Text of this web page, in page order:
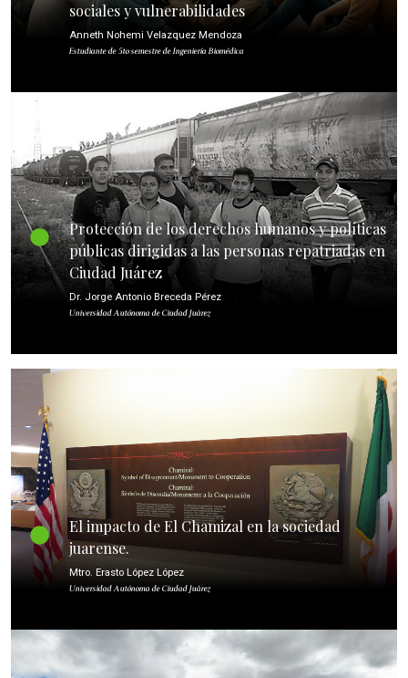
sociales y vulnerabilidades
Anneth Nohemi Velazquez Mendoza
Estudiante de 5to semestre de Ingeniería Biomédica
Protección de los derechos humanos y políticas
públicas dirigidas a las personas repatriadas en
Ciudad Juárez
Dr. Jorge Antonio Breceda Pérez
Universidad Autónoma de Ciudad Juárez
El impacto de El Chamizal en la sociedad
juarense.
Mtro. Erasto López López
Universidad Autónoma de Ciudad Juárez